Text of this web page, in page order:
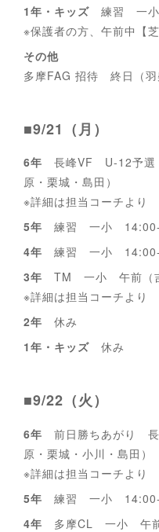
1年・キッズ 練習 一小
※保護者の方、午前中【
その他
多摩FAG 招待 終日（羽
■9/21（月）
6年 長峰VF U-12予選
原・栗城・島田）
※詳細は担当コーチより
5年 練習 一小 14:00-
4年 練習 一小 14:00-
3年 TM 一小 午前（吉
※詳細は担当コーチより
2年 休み
1年・キッズ 休み
■9/22（火）
6年 前日勝ちあがり
原・栗城・小川・島田）
※詳細は担当コーチより
5年 練習 一小 14:00-
4年 多摩CL 一小 午前